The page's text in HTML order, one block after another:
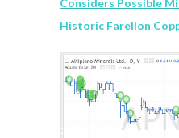
Considers Possible
Historic Farellon